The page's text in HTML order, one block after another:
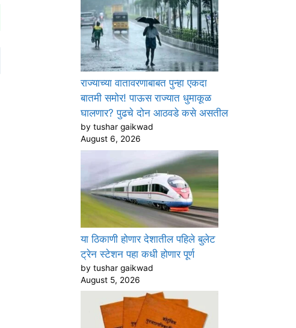
राज्याच्या वातावरणाबाबत पुन्हा एकदा
बातमी समोर! पाऊस राज्यात धुमाकूळ
घालणार? पुढचे दोन आठवडे कसे असतील
by tushar gaikwad
August 6, 2026
या ठिकाणी होणार देशातील पहिले बुलेट
ट्रेन स्टेशन पहा कधी होणार पूर्ण
by tushar gaikwad
August 5, 2026